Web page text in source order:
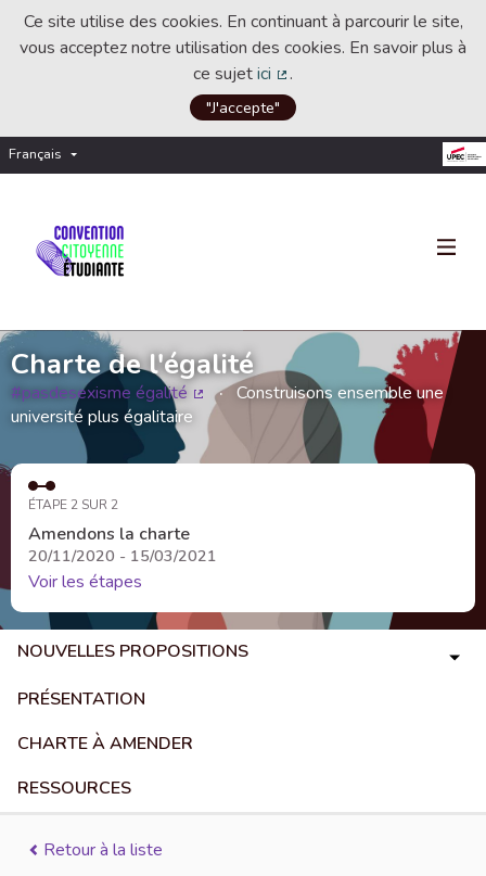
Ce site utilise des cookies. En continuant à parcourir le site,
vous acceptez notre utilisation des cookies. En savoir plus à
ce sujetici
(Lien externe)
.
"J'accepte"
Français Choisir la langue
Charte de l'égalité
#pasdesexisme égalité
(Lien externe)
Construisons ensemble une
université plus égalitaire
ÉTAPE 2 SUR 2
Amendons la charte
20/11/2020 - 15/03/2021
Voir les étapes
NOUVELLES PROPOSITIONS
PRÉSENTATION
CHARTE À AMENDER
RESSOURCES
Retour à la liste